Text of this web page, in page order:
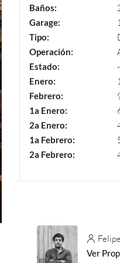
Baños:
Garage:
Tipo:
Operación:
Estado:
Enero:
Febrero:
1a Enero:
2a Enero:
1a Febrero:
2a Febrero:
Ver